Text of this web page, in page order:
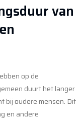
van
op de
duurt het langer
bij oudere mensen. Dit
en andere